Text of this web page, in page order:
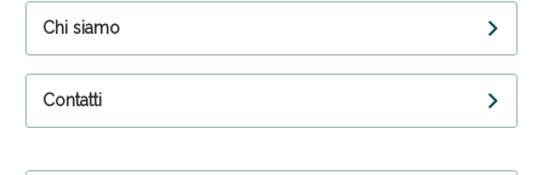
Chi siamo
Contatti